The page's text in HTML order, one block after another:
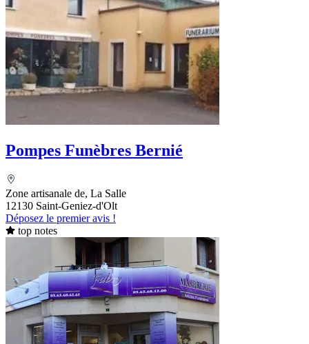
Pompes Funèbres Bernié
Zone artisanale de, La Salle
12130 Saint-Geniez-d'Olt
Déposez le premier avis !
top notes